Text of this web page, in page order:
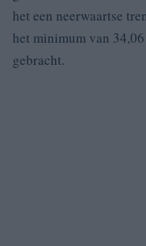
het een neerwaartse
het minimum van
gebracht.